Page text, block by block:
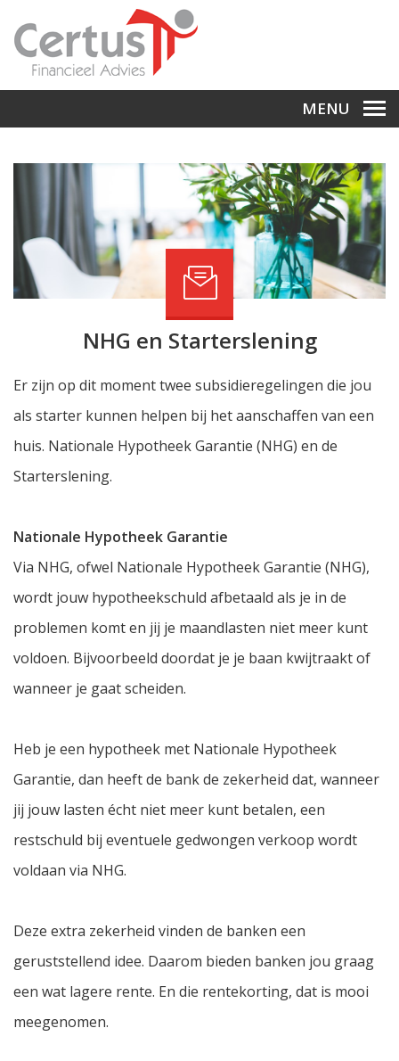
MENU
NHG en Starterslening
Er zijn op dit moment twee subsidieregelingen die jou
als starter kunnen helpen bij het aanschaffen van een
huis. Nationale Hypotheek Garantie (NHG) en de
Starterslening.
Nationale Hypotheek Garantie
Via NHG, ofwel Nationale Hypotheek Garantie (NHG),
wordt jouw hypotheekschuld afbetaald als je in de
problemen komt en jij je maandlasten niet meer kunt
voldoen. Bijvoorbeeld doordat je je baan kwijtraakt of
wanneer je gaat scheiden.
Heb je een hypotheek met Nationale Hypotheek
Garantie, dan heeft de bank de zekerheid dat, wanneer
jij jouw lasten écht niet meer kunt betalen, een
restschuld bij eventuele gedwongen verkoop wordt
voldaan via NHG.
Deze extra zekerheid vinden de banken een
geruststellend idee. Daarom bieden banken jou graag
een wat lagere rente. En die rentekorting, dat is mooi
meegenomen.